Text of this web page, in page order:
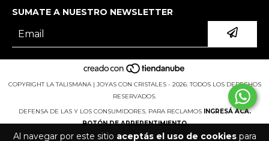
Al navegar por este sitio aceptás el uso de cookiespara
SUMATE A NUESTRO NEWSLETTER
COPYRIGHT LA TALISMANA | JOYAS CON CRISTALES - 2026. TODOS LOS DERECHOS
RESERVADOS.
DEFENSA DE LAS Y LOS CONSUMIDORES. PARA RECLAMOS INGRESÁ ACÁ.
BOTÓN DE ARREPENTIMIENTO